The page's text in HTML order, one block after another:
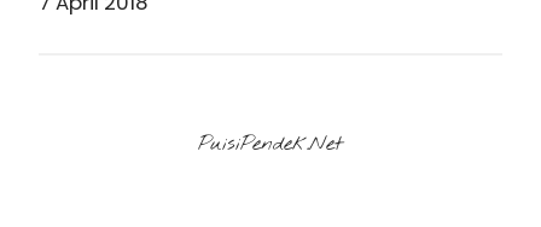
PuisiPendek.Net